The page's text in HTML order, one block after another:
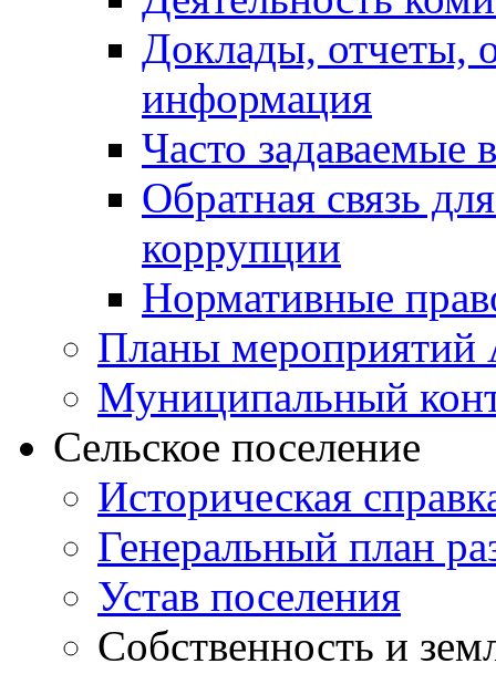
Доклады, отчеты,
информация
Часто задаваемые
Обратная связь
коррупции
Нормативные
Планы мероприятий
Муниципальный
Сельское поселение
Историческая
Генеральный план
Устав поселения
Собственность и